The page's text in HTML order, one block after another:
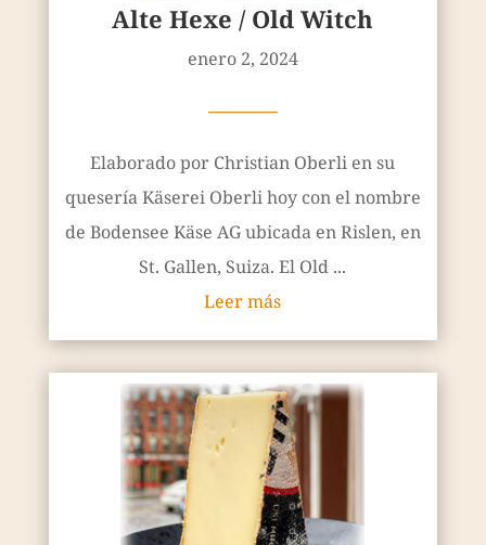
Alte Hexe / Old Witch
enero 2, 2024
————
Elaborado por Christian Oberli en su
quesería Käserei Oberli hoy con el nombre
de Bodensee Käse AG ubicada en Rislen, en
St. Gallen, Suiza. El Old ...
Leer más